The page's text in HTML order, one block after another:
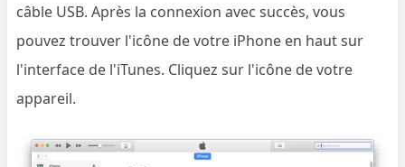
câble USB. Après la connexion avec succès, vous
pouvez trouver l'icône de votre iPhone en haut sur
l'interface de l'iTunes. Cliquez sur l'icône de votre
appareil.